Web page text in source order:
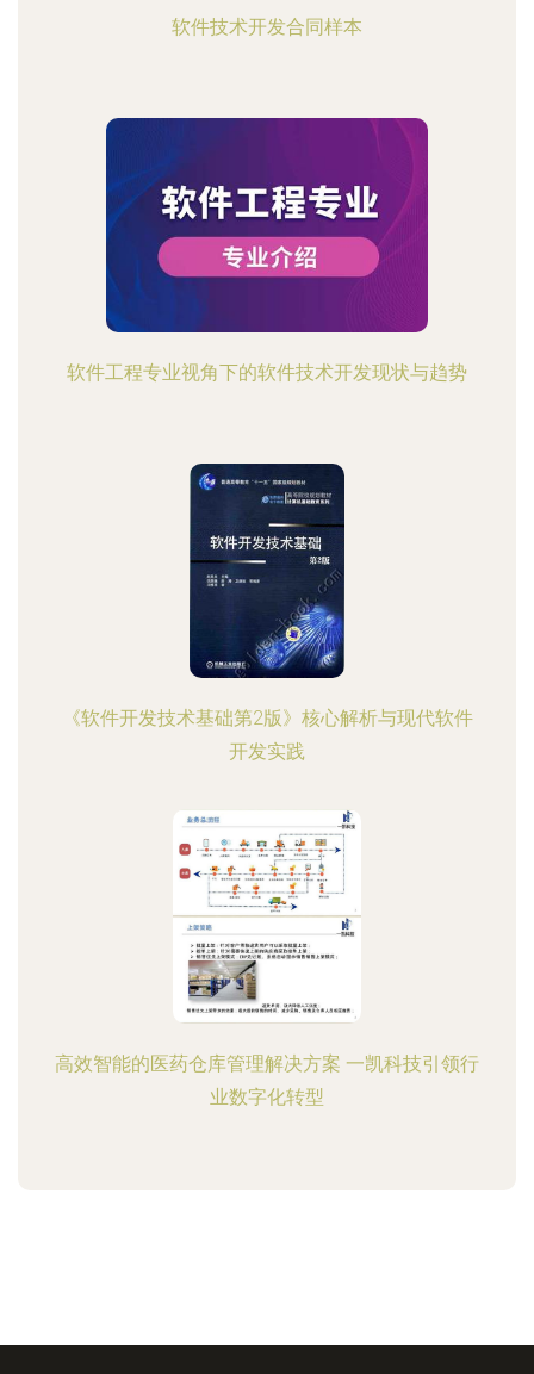
软件技术开发合同样本
软件工程专业视角下的软件技术开发现状与趋势
《软件开发技术基础第2版》核心解析与现代软件
开发实践
高效智能的医药仓库管理解决方案 一凯科技引领行
业数字化转型